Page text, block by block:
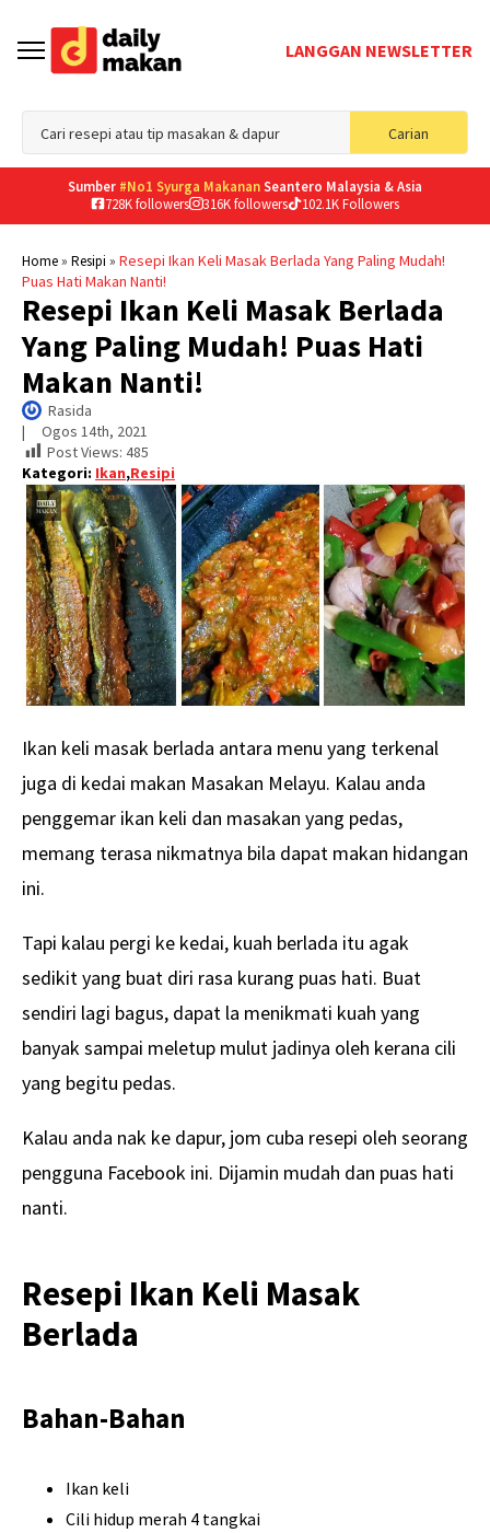
LANGGAN NEWSLETTER
Carian
for:
Sumber #No1 Syurga MakananSeantero Malaysia & Asia
728K followers
316K followers 102.1K Followers
Home» Resipi » Resepi Ikan Keli Masak Berlada Yang Paling Mudah!
Puas Hati Makan Nanti!
Resepi Ikan Keli Masak Berlada
Yang Paling Mudah! Puas Hati
Makan Nanti!
Rasida
| Ogos 14th, 2021
Post Views: 485
Kategori: Ikan,Resipi
Ikan keli masak berlada antara menu yang terkenal
juga di kedai makan Masakan Melayu. Kalau anda
penggemar ikan keli dan masakan yang pedas,
memang terasa nikmatnya bila dapat makan hidangan
ini.
Tapi kalau pergi ke kedai, kuah berlada itu agak
sedikit yang buat diri rasa kurang puas hati. Buat
sendiri lagi bagus, dapat la menikmati kuah yang
banyak sampai meletup mulut jadinya oleh kerana cili
yang begitu pedas.
Kalau anda nak ke dapur, jom cuba resepi oleh seorang
pengguna Facebook ini. Dijamin mudah dan puas hati
nanti.
Resepi Ikan Keli Masak
Berlada
Bahan-Bahan
Ikan keli
Cili hidup merah 4 tangkai